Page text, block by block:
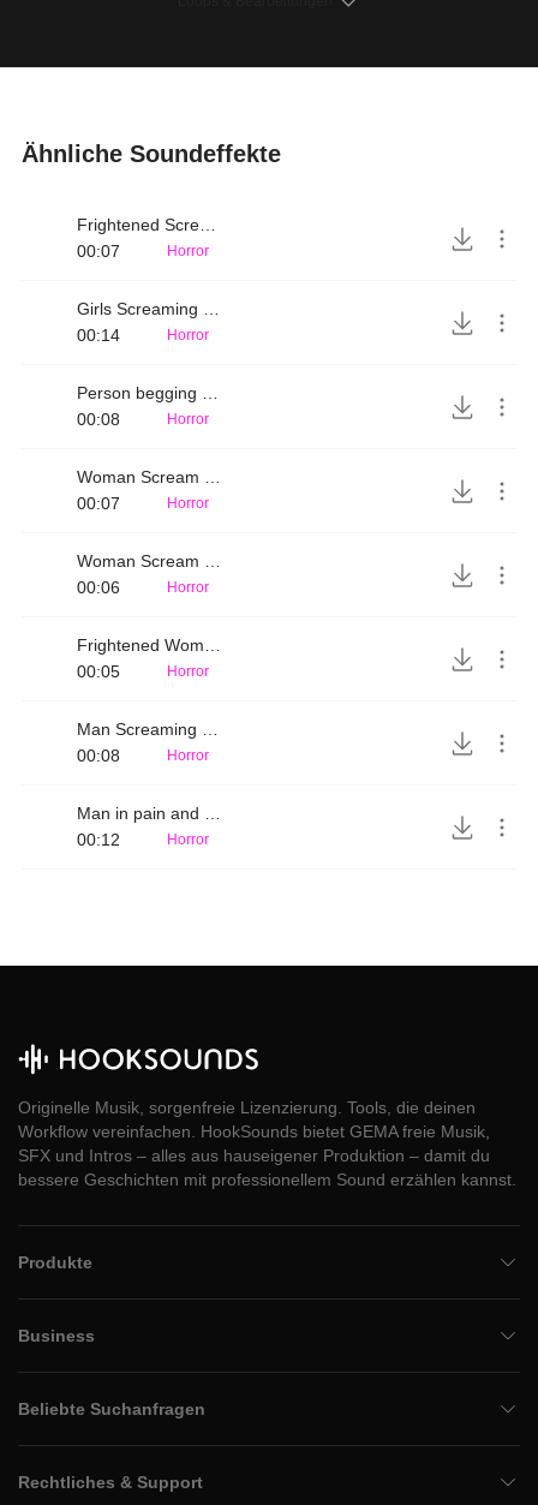
Ähnliche Soundeffekte
Frightened Scream
00:07
Horror
00:14
Horror
00:08
Horror
00:07
Horror
00:06
Horror
00:05
Horror
00:08
Horror
00:12
Horror
Originelle Musik, sorgenfreie Lizenzierung. Tools, die deinen
Workflow vereinfachen. HookSounds bietet GEMA freie Musik,
SFX und Intros – alles aus hauseigener Produktion – damit du
bessere Geschichten mit professionellem Sound erzählen kannst.
Produkte
Business
Beliebte Suchanfragen
Rechtliches & Support